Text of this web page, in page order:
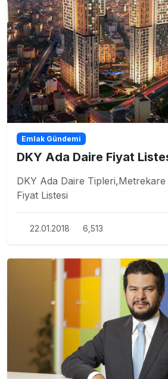
Emlak Gündemi
DKY Ada Daire Fiyat
DKY Ada Daire
Fiyat Listesi
22.01.2018 6,513